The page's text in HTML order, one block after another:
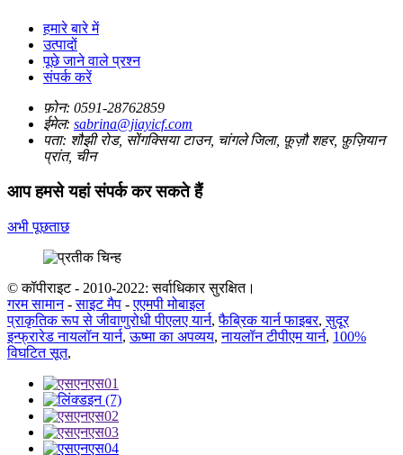
हमारे बारे में
उत्पादों
पूछे जाने वाले प्रश्न
संपर्क करें
फ़ोन: 0591-28762859
ईमेल: sabrina@jiayicf.com
पता: शौझी रोड, सोंगक्सिया टाउन, चांगले जिला, फ़ूज़ौ शहर, फ़ुज़ियान
प्रांत, चीन
आप हमसे यहां संपर्क कर सकते हैं
अभी पूछताछ
© कॉपीराइट - 2010-2022: सर्वाधिकार सुरक्षित।
गरम सामान-साइट मैप -एएमपी मोबाइल
प्राकृतिक रूप से जीवाणुरोधी पीएलए यार्न,फैब्रिक यार्न फाइबर,सुदूर
इन्फ्रारेड नायलॉन यार्न,ऊष्मा का अपव्यय,नायलॉन टीपीएम यार्न, 100%
विघटित सूत,